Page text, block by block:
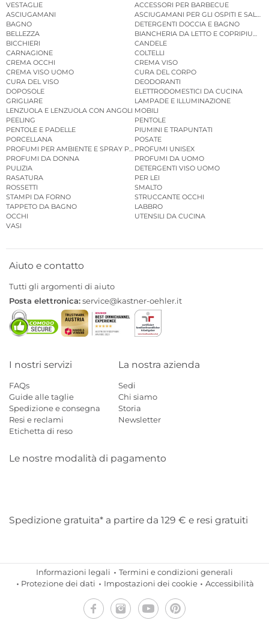
VESTAGLIE
ACCESSORI PER BARBECUE
ASCIUGAMANI
ASCIUGAMANI PER GLI OSPITI E
BAGNO
DETERGENTI DOCCIA E BAGNO
BELLEZZA
BIANCHERIA DA LETTO E COPRIPIUMINI
BICCHIERI
CANDELE
CARNAGIONE
COLTELLI
CREMA OCCHI
CREMA VISO
CREMA VISO UOMO
CURA DEL CORPO
CURA DEL VISO
DEODORANTI
DOPOSOLE
ELETTRODOMESTICI DA CUCINA
GRIGLIARE
LAMPADE E ILLUMINAZIONE
LENZUOLA E LENZUOLA CON ANGOLI MOBILI
PEELING
PENTOLE
PENTOLE E PADELLE
PIUMINI E TRAPUNTATI
PORCELLANA
POSATE
PROFUMI PER AMBIENTE E SPRAY PER AMBIENTE
PROFUMI UNISEX
PROFUMI DA DONNA
PROFUMI DA UOMO
PULIZIA
DETERGENTI VISO UOMO
RASATURA
PER LEI
ROSSETTI
SMALTO
STAMPI DA FORNO
STRUCCANTE OCCHI
TAPPETO DA BAGNO
LABBRO
OCCHI
UTENSILI DA CUCINA
VASI
Aiuto e contatto
Tutti gli argomenti di aiuto
Posta elettronica:service@kastner-oehler.it
I nostri servizi
FAQs
Guide alle taglie
Spedizione e consegna
Resi e reclami
Etichetta di reso
La nostra azienda
Sedi
Chi siamo
Storia
Newsletter
Le nostre modalità di pagamento
Spedizione gratuita* a partire da 129 € e resi gratuiti
Informazioni legali
Termini e condizioni generali
Protezione dei dati
Impostazioni dei cookie Accessibilità